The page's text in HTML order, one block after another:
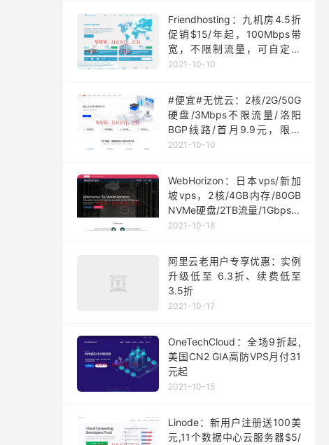
Friendhosting：九机房4.5折
促销$15/年起，100Mbps带
宽，不限制流量，可自定义
ISO
2021-10-10
#便宜#无忧云：2核/2G/50G
硬盘/3Mbps不限流量/洛阳
BGP线路/首月9.9元，限量
200台
2021-10-10
WebHorizon：日本vps/新加
坡vps，2核/4GB内存/80GB
NVMe硬盘/2TB流量/1Gbps端
口，$5/月起
2021-10-18
阿里云老用户专享优惠：实例
升级低至 6.3折、续费低至
3.5折
2021-10-17
OneTechCloud：全场9折起,
美国CN2 GIA高防VPS月付31
元起
2021-10-15
Linode：新用户注册送100美
元,11个数据中心云服务器$5/